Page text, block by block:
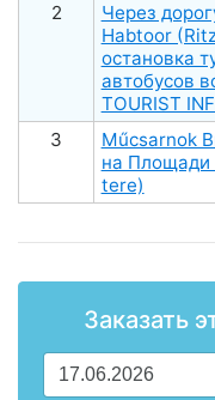
2
Через
Habtoor
остановка
автобусов
TOURIST
3
Műсsarnok
на Площади
tere)
Заказать